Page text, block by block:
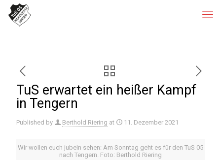
TuS erwartet ein heißer Kampf
in Tengern
Published by Berthold Riering at 11. Dezember 2021
Wir wollen euch jubeln sehen: Am Sonntag geht es für den TuS 05
nach Tengern. Foto: Berthold Riering